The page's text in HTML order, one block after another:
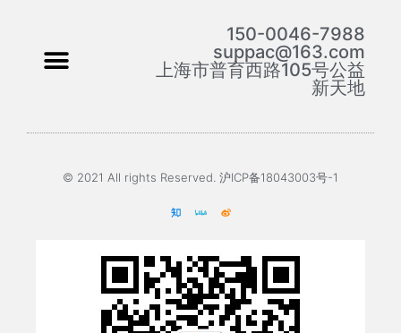
150-0046-7988
suppac@163.com
上海市普育西路105号公益
新天地
© 2021 All rights Reserved. 沪ICP备18043003号-1